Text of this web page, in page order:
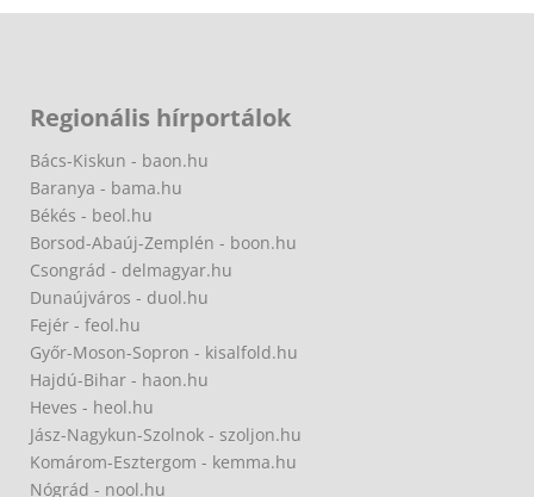
Regionális hírportálok
Bács-Kiskun - baon.hu
Baranya - bama.hu
Békés - beol.hu
Borsod-Abaúj-Zemplén - boon.hu
Csongrád - delmagyar.hu
Dunaújváros - duol.hu
Fejér - feol.hu
Győr-Moson-Sopron - kisalfold.hu
Hajdú-Bihar - haon.hu
Heves - heol.hu
Jász-Nagykun-Szolnok - szoljon.hu
Komárom-Esztergom - kemma.hu
Nógrád - nool.hu